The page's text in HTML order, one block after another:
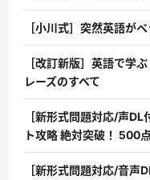
［小川式］突然英語が
［改訂新版］英語で学
レーズのすべて
［新形式問題対応/声
ト攻略 絶対突破！ 500点
［新形式問題対応/音声